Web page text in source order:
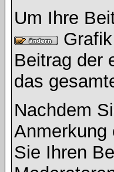
Um Ihre
Beitrag der
das
Nachdem
Anmerkung
Sie Ihren